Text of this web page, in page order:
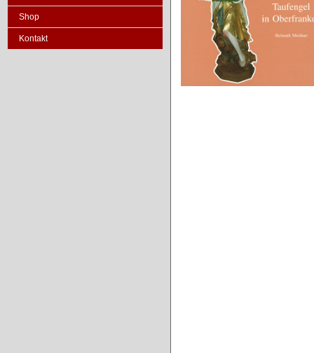
Shop
Kontakt